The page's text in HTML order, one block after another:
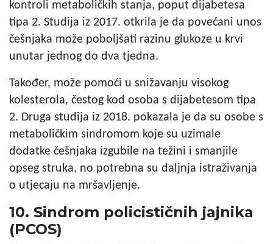
kontroli metaboličkih stanja, poput dijabetesa
tipa 2. Studija iz 2017. otkrila je da povećani unos
češnjaka može poboljšati razinu glukoze u krvi
unutar jednog do dva tjedna.
Također, može pomoći u snižavanju visokog
kolesterola, čestog kod osoba s dijabetesom tipa
2. Druga studija iz 2018. pokazala je da su osobe s
metaboličkim sindromom koje su uzimale
dodatke češnjaka izgubile na težini i smanjile
opseg struka, no potrebna su daljnja istraživanja
o utjecaju na mršavljenje.
10. Sindrom policističnih jajnika
(PCOS)